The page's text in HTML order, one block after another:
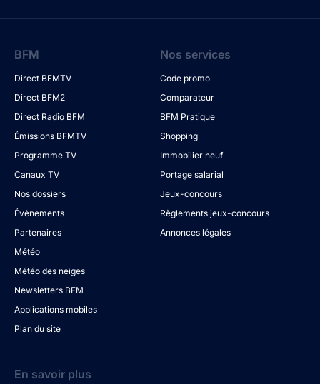
BFM
Direct BFMTV
Direct BFM2
Direct Radio BFM
Émissions BFMTV
Programme TV
Canaux TV
Nos dossiers
Évènements
Partenaires
Météo
Météo des neiges
Newsletters BFM
Applications mobiles
Plan du site
Nos services
Code promo
Comparateur
BFM Pratique
Shopping
Immobilier neuf
Portage salarial
Jeux-concours
Règlements jeux-concours
Annonces légales
En savoir plus